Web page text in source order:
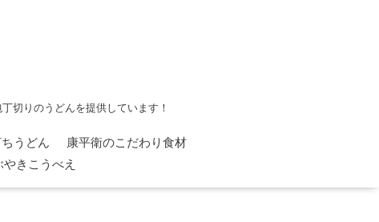
切りのうどんを提供しています！
うどん
康平衛のこだわり食材
きこうべえ